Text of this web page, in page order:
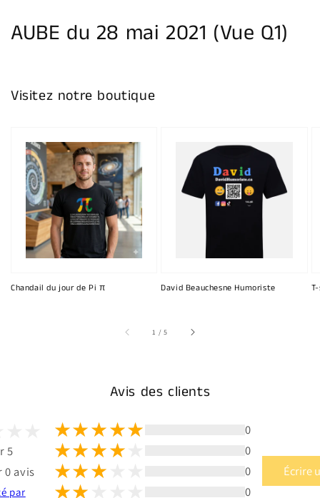
AUBE du 28 mai 2021 (Vue Q1)
Visitez notre boutique
Chandail du jour de Pi π David Beauchesne Humoriste
1 /sur
5
Avis des clients
5
0 avis
par
0
0
0
0
Écrire